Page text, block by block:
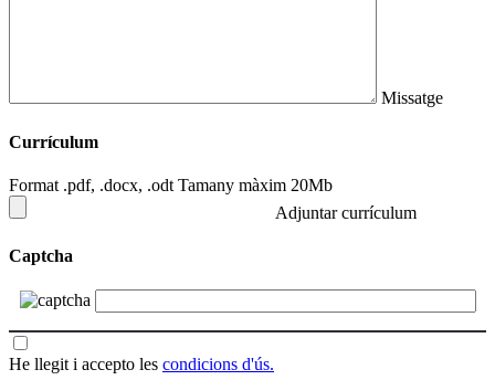
Missatge
Currículum
Format .pdf, .docx, .odt Tamany màxim 20Mb
Adjuntar currículum
Captcha
He llegit i accepto les condicions d'ús.